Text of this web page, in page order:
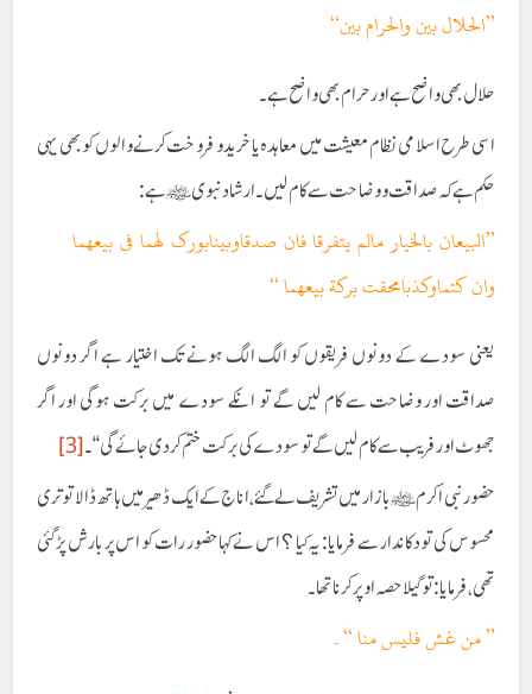
’’الحلال بين والحرام بين‘‘
حلال بھی واضح ہے اور حرام بھی واضح ہے۔
اسی طرح اسلامی نظام معیشت میں معاہدہ یا خرید و فروخت کرنے والوں کو بھی یہی
حکم ہے کہ صداقت و وضاحت سے کام لیں ۔ارشاد نبویﷺہے :
’’البيعان بالخيار مالم يتفرقا فان صدقاوبينابورک لهما فی بيعهما
وان کتماوکذبامحقت بركة بيعهما ‘‘
یعنی سودے کے دونوں فریقوں کو الگ الگ ہونے تک اختیار ہے اگر دونوں
صداقت اور وضاحت سے کام لیں گے تو انکے سودے میں برکت ہوگی اور اگر
جھوٹ اور فریب سے کام لیں گے تو سودے کی برکت ختم کردی جائے گی ‘‘۔ [3]
حضور نبی اکرمﷺبازار میں تشریف لے گئے ،اناج کے ایک ڈھیر میں ہاتھ ڈالا تو تری
محسوس کی تو دکاندار سے فرمایا: یہ کیا ؟ اس نے کہا حضور رات کو اس پر بارش پڑگئی
تھی ،فرمایا: تو گیلا حصہ اوپر کرنا تھا ۔
’’ من غش فليس منا ‘‘۔